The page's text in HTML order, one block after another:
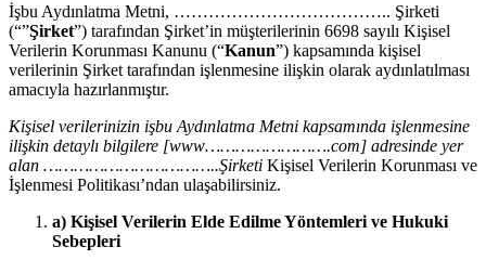
İşbu Aydınlatma Metni, ……………………………….. Şirketi
(“”Şirket”) tarafından Şirket’in müşterilerinin 6698 sayılı Kişisel
Verilerin Korunması Kanunu (“Kanun”) kapsamında kişisel
verilerinin Şirket tarafından işlenmesine ilişkin olarak aydınlatılması
amacıyla hazırlanmıştır.
Kişisel verilerinizin işbu Aydınlatma Metni kapsamında işlenmesine
ilişkin detaylı bilgilere [www…………………….com] adresinde yer
alan ……………………………..Şirketi Kişisel Verilerin Korunması ve
İşlenmesi Politikası’ndan ulaşabilirsiniz.
a) Kişisel Verilerin Elde Edilme Yöntemleri ve Hukuki
Sebepleri